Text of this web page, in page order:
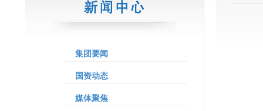
集团要闻
国资动态
媒体聚焦